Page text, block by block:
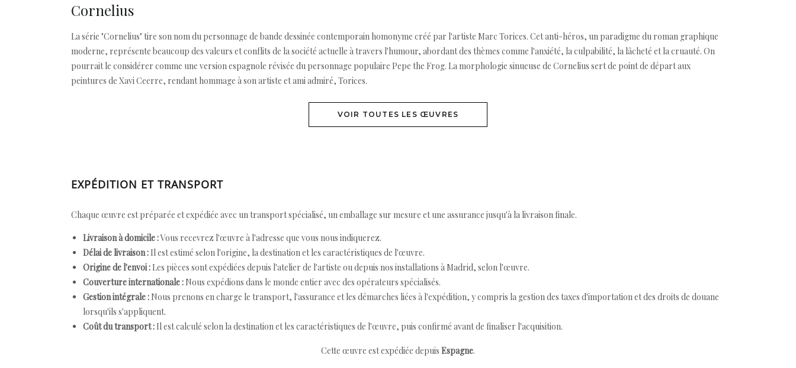
Cornelius
La série "Cornelius" tire son nom du personnage de bande dessinée contemporain homonyme créé par l'artiste Marc Torices. Cet anti-héros, un paradigme du roman graphique
moderne, représente beaucoup des valeurs et conflits de la société actuelle à travers l'humour, abordant des thèmes comme l'anxiété, la culpabilité, la lâcheté et la cruauté. On
pourrait le considérer comme une version espagnole révisée du personnage populaire Pepe the Frog. La morphologie sinueuse de Cornelius sert de point de départ aux
peintures de Xavi Ceerre, rendant hommage à son artiste et ami admiré, Torices.
VOIR TOUTES LES ŒUVRES
EXPÉDITION ET TRANSPORT
Chaque œuvre est préparée et expédiée avec un transport spécialisé, un emballage sur mesure et une assurance jusqu'à la livraison finale.
Livraison à domicile :Vous recevrez l'œuvre à l'adresse que vous nous indiquerez.
Délai de livraison : Il est estimé selon l'origine, la destination et les caractéristiques de l'œuvre.
Origine de l'envoi : Les pièces sont expédiées depuis l'atelier de l'artiste ou depuis nos installations à Madrid, selon l'œuvre.
Couverture internationale : Nous expédions dans le monde entier avec des opérateurs spécialisés.
Gestion intégrale : Nous prenons en charge le transport, l'assurance et les démarches liées à l'expédition, y compris la gestion des taxes d'importation et des droits de douane
lorsqu'ils s'appliquent.
Coût du transport : Il est calculé selon la destination et les caractéristiques de l'œuvre, puis confirmé avant de finaliser l'acquisition.
Cette œuvre est expédiée depuis Espagne.